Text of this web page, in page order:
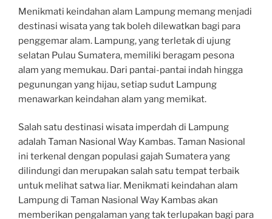
Menikmati keindahan alam Lampung memang menjadi
destinasi wisata yang tak boleh dilewatkan bagi para
penggemar alam. Lampung, yang terletak di ujung
selatan Pulau Sumatera, memiliki beragam pesona
alam yang memukau. Dari pantai-pantai indah hingga
pegunungan yang hijau, setiap sudut Lampung
menawarkan keindahan alam yang memikat.
Salah satu destinasi wisata imperdah di Lampung
adalah Taman Nasional Way Kambas. Taman Nasional
ini terkenal dengan populasi gajah Sumatera yang
dilindungi dan merupakan salah satu tempat terbaik
untuk melihat satwa liar. Menikmati keindahan alam
Lampung di Taman Nasional Way Kambas akan
memberikan pengalaman yang tak terlupakan bagi para